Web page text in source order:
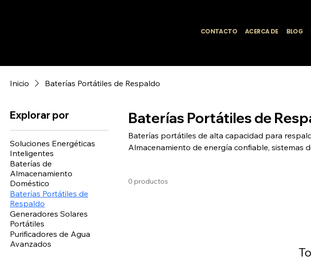
BLOG
ACERCA DE
CONTACTO
Inicio Baterías Portátiles de Respaldo
Explorar por
Soluciones Energéticas
Inteligentes
Baterías de
Almacenamiento
Doméstico
Baterías Portátiles de
Respaldo
Generadores Solares
Portátiles
Purificadores de Agua
Avanzados
Baterías Portátiles de
Baterías portátiles de alta capacidad para
Almacenamiento de energía confiable, sistemas
0 productos